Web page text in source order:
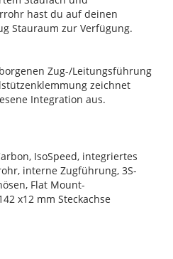
hast du auf deinen
Stauraum zur Verfügung.
Zug-/Leitungsführung
zeichnet
Integration aus.
IsoSpeed, integriertes
interne Zugführung, 3S-
Flat Mount-
x12 mm Steckachse